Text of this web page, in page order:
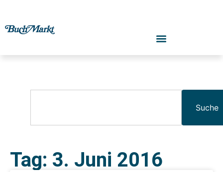
Suche
Tag: 3. Juni 2016